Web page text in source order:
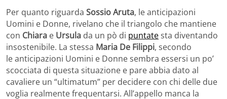
Per quanto riguarda Sossio Aruta, le anticipazioni
Uomini e Donne, rivelano che il triangolo che mantiene
con Chiara e Ursula da un pò di puntatesta diventando
insostenibile. La stessa Maria De Filippi, secondo
le anticipazioni Uomini e Donne sembra essersi un po’
scocciata di questa situazione e pare abbia dato al
cavaliere un “ultimatum” per decidere con chi delle due
voglia realmente frequentarsi. All’appello manca la